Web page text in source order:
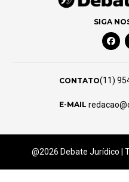
SIGA
CONTATO(11)
E-MAIL
@2026 Debate Jurídico |